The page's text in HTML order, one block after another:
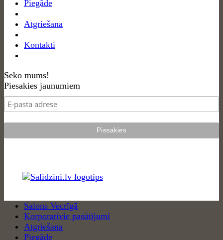
Piegāde
Atgriešana
Kontakti
Seko mums!
Piesakies jaunumiem
Salons Vecrīgā
Korporatīvie pasūtījumi
Atgriešana
Piegāde